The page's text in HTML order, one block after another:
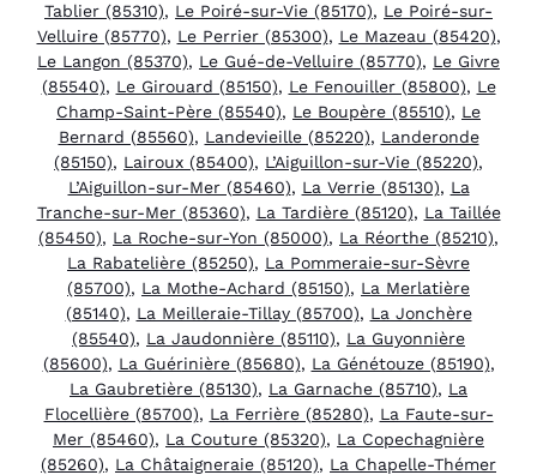
Tablier (85310), Le Poiré-sur-Vie (85170), Le Poiré-sur-
Velluire (85770), Le Perrier (85300), Le Mazeau (85420),
Le Langon (85370), Le Gué-de-Velluire (85770), Le Givre
(85540), Le Girouard (85150), Le Fenouiller (85800), Le
Champ-Saint-Père (85540), Le Boupère (85510), Le
Bernard (85560), Landevieille (85220), Landeronde
(85150), Lairoux (85400), L’Aiguillon-sur-Vie (85220),
L’Aiguillon-sur-Mer (85460), La Verrie (85130), La
Tranche-sur-Mer (85360), La Tardière (85120), La Taillée
(85450), La Roche-sur-Yon (85000), La Réorthe (85210),
La Rabatelière (85250), La Pommeraie-sur-Sèvre
(85700), La Mothe-Achard (85150), La Merlatière
(85140), La Meilleraie-Tillay (85700), La Jonchère
(85540), La Jaudonnière (85110), La Guyonnière
(85600), La Guérinière (85680), La Génétouze (85190),
La Gaubretière (85130), La Garnache (85710), La
Flocellière (85700), La Ferrière (85280), La Faute-sur-
Mer (85460), La Couture (85320), La Copechagnière
(85260), La Châtaigneraie (85120), La Chapelle-Thémer